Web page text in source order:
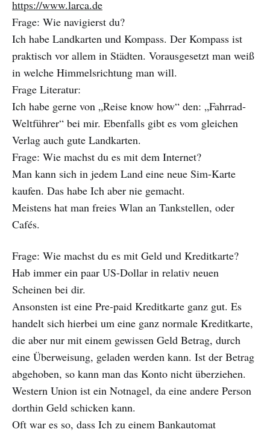
https://www.larca.de
Frage: Wie navigierst du?
Ich habe Landkarten und Kompass. Der Kompass ist
praktisch vor allem in Städten. Vorausgesetzt man weiß
in welche Himmelsrichtung man will.
Frage Literatur:
Ich habe gerne von „Reise know how“ den: „Fahrrad-
Weltführer“ bei mir. Ebenfalls gibt es vom gleichen
Verlag auch gute Landkarten.
Frage: Wie machst du es mit dem Internet?
Man kann sich in jedem Land eine neue Sim-Karte
kaufen. Das habe Ich aber nie gemacht.
Meistens hat man freies Wlan an Tankstellen, oder
Cafés.
Frage: Wie machst du es mit Geld und Kreditkarte?
Hab immer ein paar US-Dollar in relativ neuen
Scheinen bei dir.
Ansonsten ist eine Pre-paid Kreditkarte ganz gut. Es
handelt sich hierbei um eine ganz normale Kreditkarte,
die aber nur mit einem gewissen Geld Betrag, durch
eine Überweisung, geladen werden kann. Ist der Betrag
abgehoben, so kann man das Konto nicht überziehen.
Western Union ist ein Notnagel, da eine andere Person
dorthin Geld schicken kann.
Oft war es so, dass Ich zu einem Bankautomat